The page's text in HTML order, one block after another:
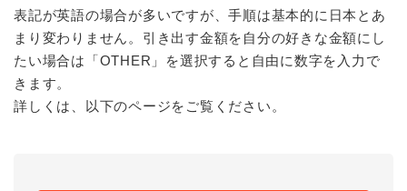
表記が英語の場合が多いですが、手順は基本的に日本とあ
まり変わりません。引き出す金額を自分の好きな金額にし
たい場合は「OTHER」を選択すると自由に数字を入力で
きます。
詳しくは、以下のページをご覧ください。